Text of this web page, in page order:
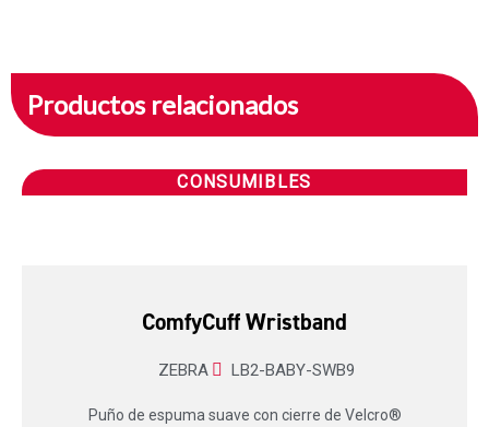
Productos relacionados
CONSUMIBLES
ComfyCuff Wristband
ZEBRA LB2-BABY-SWB9
Puño de espuma suave con cierre de Velcro®